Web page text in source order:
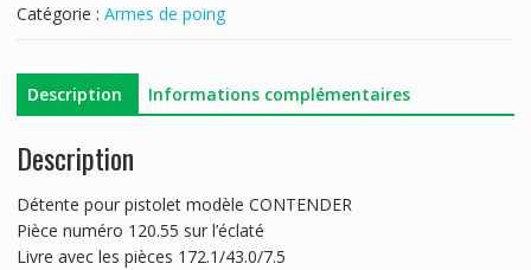
Catégorie : Armes de poing
Description Informations complémentaires
Description
Détente pour pistolet modèle CONTENDER
Pièce numéro 120.55 sur l’éclaté
Livre avec les pièces 172.1/43.0/7.5